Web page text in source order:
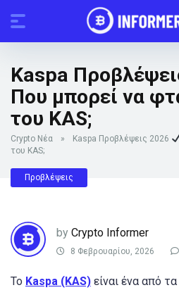
Kaspa
Που μπορεί να
του KAS;
Crypto Νέα » Kaspa Προβλέψεις 2026
του KAS;
Προβλέψεις
by Crypto Informer
8 Φεβρουαρίου, 2026
Το Kaspa (KAS) είναι ένα από